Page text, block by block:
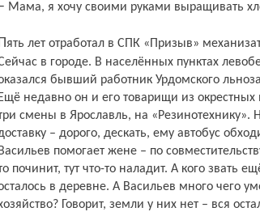
– Мама, я хочу своими руками выращивать
– на тракторе, на комбайне.
в городе. В населённых пунктах
бывший работник Урдомского
Ещё недавно он и его товарищи из
смены в Ярославль, на «Резинотехнику».
– дорого, дескать, ему автобус
Васильев помогает жене – по
починит, тут что-то наладит. А кого звать
в деревне. А Васильев много чего
Говорит, земли у них нет – вся